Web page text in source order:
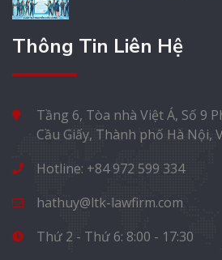
Thông Tin Liên Hệ
Tầng 6, Tòa nhà Việt Á, Số 9
Cầu Giấy, Thành phố Hà Nội,
Hotline: +84 972 599 334
hathuy@ltk-lawfirm.com
Thứ 2 - Thứ 6: 8:00 - 17:30